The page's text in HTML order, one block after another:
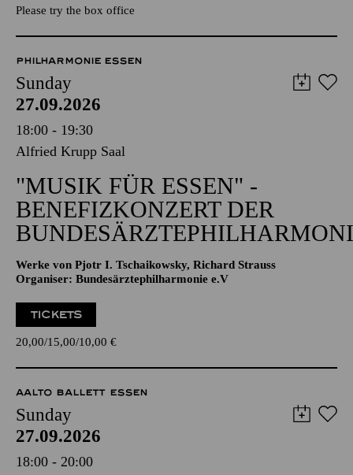
Please try the box office
PHILHARMONIE ESSEN
Sunday
27.09.2026
18:00 - 19:30
Alfried Krupp Saal
"MUSIK FÜR ESSEN" -
BENEFIZKONZERT DER
Werke von Pjotr I. Tschaikowsky, Richard Strauss
Organiser: Bundesärztephilharmonie e.V
TICKETS
20,00 15,00 10,00 €
AALTO BALLETT ESSEN
Sunday
27.09.2026
18:00 - 20:00